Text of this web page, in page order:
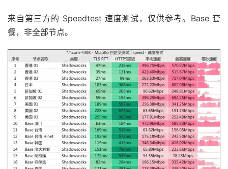
来自第三方的 Speedtest 速度测试，仅供参考。Base 套
餐，非全部节点。